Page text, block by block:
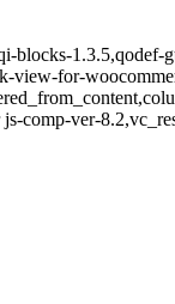
blocks-1.3.5,qodef-
view-for-
comp-ver-